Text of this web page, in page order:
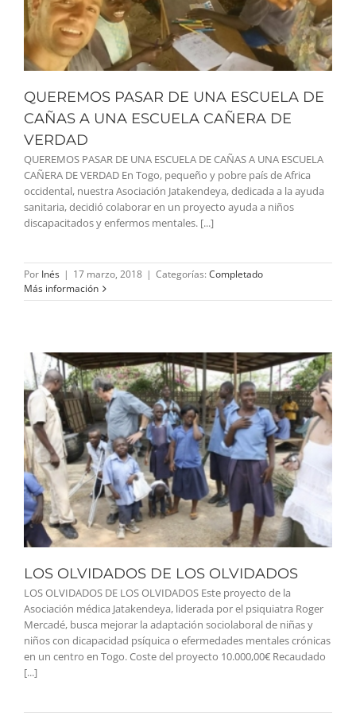
QUEREMOS PASAR DE UNA ESCUELA DE
CAÑAS A UNA ESCUELA CAÑERA DE
VERDAD
QUEREMOS PASAR DE UNA ESCUELA DE CAÑAS A UNA ESCUELA
CAÑERA DE VERDAD En Togo, pequeño y pobre país de Africa
occidental, nuestra Asociación Jatakendeya, dedicada a la ayuda
sanitaria, decidió colaborar en un proyecto ayuda a niños
discapacitados y enfermos mentales. [...]
Por Inés | 17 marzo, 2018 | Categorías: Completado
Más información
LOS OLVIDADOS DE LOS OLVIDADOS
LOS OLVIDADOS DE LOS OLVIDADOS Este proyecto de la
Asociación médica Jatakendeya, liderada por el psiquiatra Roger
Mercadé, busca mejorar la adaptación sociolaboral de niñas y
niños con dicapacidad psíquica o efermedades mentales crónicas
en un centro en Togo. Coste del proyecto 10.000,00€ Recaudado
[...]